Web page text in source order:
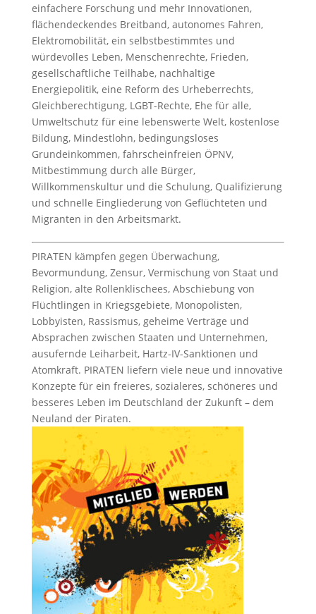
einfachere Forschung und mehr Innovationen,
flächendeckendes Breitband, autonomes Fahren,
Elektromobilität, ein selbstbestimmtes und
würdevolles Leben, Menschenrechte, Frieden,
gesellschaftliche Teilhabe, nachhaltige
Energiepolitik, eine Reform des Urheberrechts,
Gleichberechtigung, LGBT-Rechte, Ehe für alle,
Umweltschutz für eine lebenswerte Welt, kostenlose
Bildung, Mindestlohn, bedingungsloses
Grundeinkommen, fahrscheinfreien ÖPNV,
Mitbestimmung durch alle Bürger,
Willkommenskultur und die Schulung, Qualifizierung
und schnelle Eingliederung von Geflüchteten und
Migranten in den Arbeitsmarkt.
PIRATEN kämpfen gegen Überwachung,
Bevormundung, Zensur, Vermischung von Staat und
Religion, alte Rollenklischees, Abschiebung von
Flüchtlingen in Kriegsgebiete, Monopolisten,
Lobbyisten, Rassismus, geheime Verträge und
Absprachen zwischen Staaten und Unternehmen,
ausufernde Leiharbeit, Hartz-IV-Sanktionen und
Atomkraft. PIRATEN liefern viele neue und innovative
Konzepte für ein freieres, sozialeres, schöneres und
besseres Leben im Deutschland der Zukunft – dem
Neuland der Piraten.